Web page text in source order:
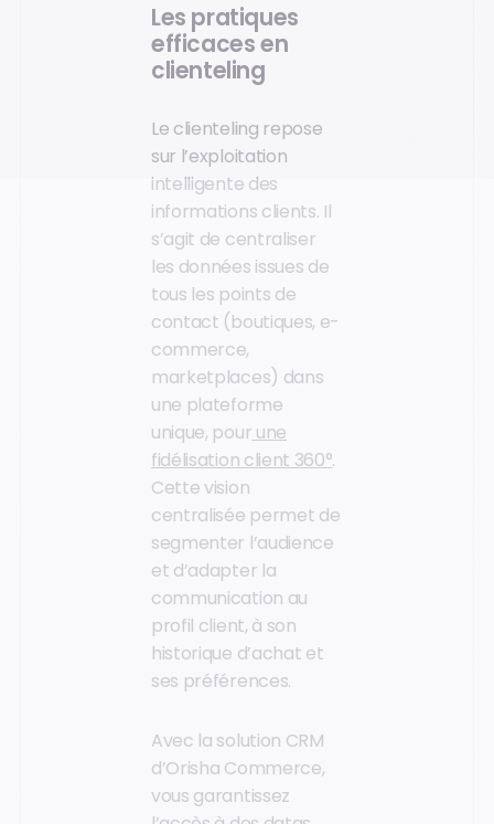
Les pratiques
efficaces en
clienteling
Le clienteling repose
sur l’exploitation
intelligente des
informations clients. Il
s’agit de centraliser
les données issues de
tous les points de
contact (boutiques, e-
commerce,
marketplaces) dans
une plateforme
unique, pour une
fidélisation client 360°.
Cette vision
centralisée permet de
segmenter l’audience
et d’adapter la
communication au
profil client, à son
historique d’achat et
ses préférences.
Avec la solution CRM
d’Orisha Commerce,
vous garantissez